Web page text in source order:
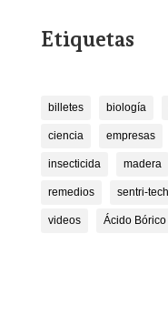
Etiquetas
billetes biología
ciencia empresas
insecticida madera
remedios sentri-tech
videos Ácido Bórico